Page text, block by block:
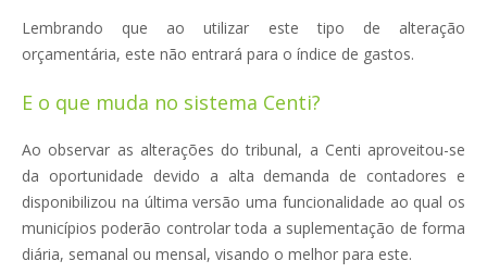
Lembrando que ao utilizar este tipo de alteração
orçamentária, este não entrará para o índice de gastos.
E o que muda no sistema Centi?
Ao observar as alterações do tribunal, a Centi aproveitou-se
da oportunidade devido a alta demanda de contadores e
disponibilizou na última versão uma funcionalidade ao qual os
municípios poderão controlar toda a suplementação de forma
diária, semanal ou mensal, visando o melhor para este.